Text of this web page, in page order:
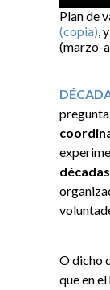
Plan de
(copia), y
(marzo-
O dicho
que en